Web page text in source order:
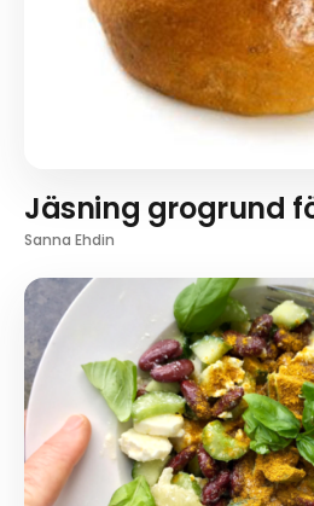
Jäsning grogrund
Sanna Ehdin